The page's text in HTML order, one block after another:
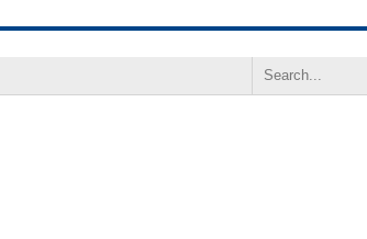
Search